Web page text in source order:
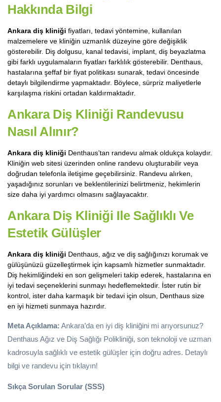
Hakkında Bilgi
Ankara diş kliniği fiyatları, tedavi yöntemine, kullanılan
malzemelere ve kliniğin uzmanlık düzeyine göre değişiklik
gösterebilir. Diş dolgusu, kanal tedavisi, implant, diş beyazlatma
gibi farklı uygulamaların fiyatları farklılık gösterebilir. Denthaus,
hastalarına şeffaf bir fiyat politikası sunarak, tedavi öncesinde
detaylı bilgilendirme yapmaktadır. Böylece, sürpriz maliyetlerle
karşılaşma riskini ortadan kaldırmaktadır.
Ankara Diş Kliniği Randevusu
Nasıl Alınır?
Ankara diş kliniği Denthaus’tan randevu almak oldukça kolaydır.
Kliniğin web sitesi üzerinden online randevu oluşturabilir veya
doğrudan telefonla iletişime geçebilirsiniz. Randevu alırken,
yaşadığınız sorunları ve beklentilerinizi belirtmeniz, hekimlerin
size daha iyi yardımcı olmasını sağlayacaktır.
Ankara Diş Kliniği Ile Sağlıklı Ve
Estetik Gülüşler
Ankara diş kliniği Denthaus, ağız ve diş sağlığınızı korumak ve
gülüşünüzü güzelleştirmek için kapsamlı hizmetler sunmaktadır.
Diş hekimliğindeki en son gelişmeleri takip ederek, hastalarına en
iyi tedavi seçeneklerini sunmayı hedeflemektedir. İster rutin bir
kontrol, ister daha karmaşık bir tedavi için olsun, Denthaus size
en iyi hizmeti sunmaya hazırdır.
Meta Açıklama: Ankara’da en iyi diş kliniğini mi arıyorsunuz?
Denthaus Ağız ve Diş Sağlığı Polikliniği, son teknoloji ve uzman
kadrosuyla sağlıklı ve estetik gülüşler için doğru adres. Detaylı
bilgi ve randevu için tıklayın!
Sıkça Sorulan Sorular (SSS)